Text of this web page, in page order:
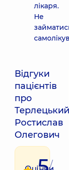
лікаря.
Не
Відгуки
пацієнтів
про
Терлецький
Ростислав
Олегович
/